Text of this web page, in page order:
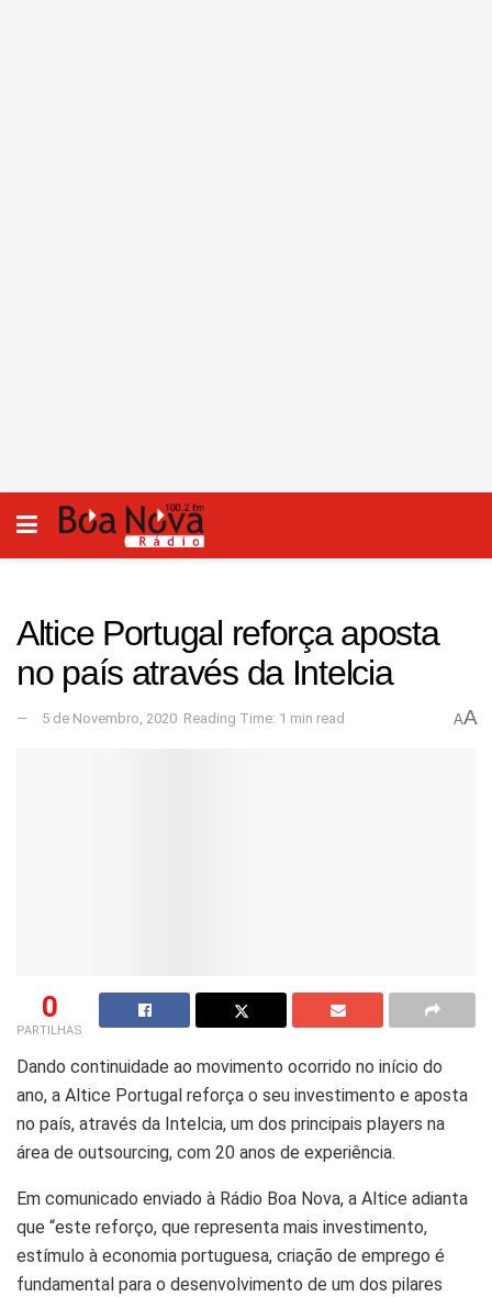
Altice Portugal reforça aposta
no país através da Intelcia
5 de Novembro, 2020 Reading Time: 1 min read AA
0
PARTILHAS
Dando continuidade ao movimento ocorrido no início do
ano, a Altice Portugal reforça o seu investimento e aposta
no país, através da Intelcia, um dos principais players na
área de outsourcing, com 20 anos de experiência.
Em comunicado enviado à Rádio Boa Nova, a Altice adianta
que “este reforço, que representa mais investimento,
estímulo à economia portuguesa, criação de emprego é
fundamental para o desenvolvimento de um dos pilares